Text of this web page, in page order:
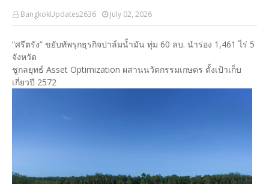
BangkokUpdates2636 July 02, 2026
“ศรีตรัง” ขยับทัพรุกธุรกิจปาล์มน้ำมัน ทุ่ม 60 ลบ. นำร่อง 1,461 ไร่ 5
จังหวัด
ชูกลยุทธ์ Asset Optimization ผสานนวัตกรรมเกษตร ตั้งเป้าเก็บ
เกี่ยวปี 2572